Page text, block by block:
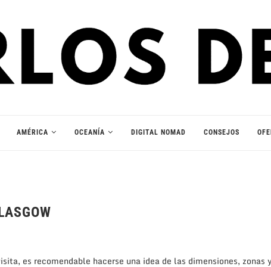
AMÉRICA OCEANÍA DIGITAL NOMAD CONSEJOS
es recomendable hacerse una idea de las dimensiones, zonas y